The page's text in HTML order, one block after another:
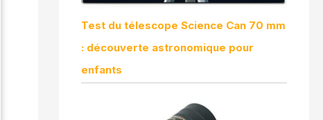
Test du télescope Science Can 70 mm
: découverte astronomique pour
enfants